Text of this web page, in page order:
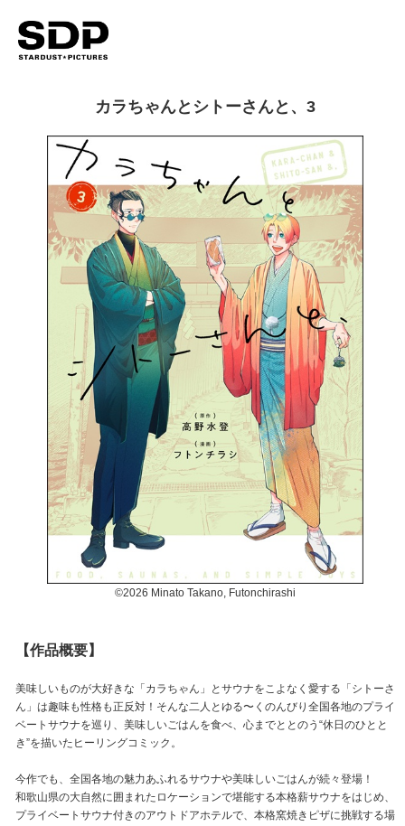
カラちゃんとシトーさんと、3
©︎2026 Minato Takano, Futonchirashi
【作品概要】
美味しいものが大好きな「カラちゃん」とサウナをこよなく愛する「シトーさ
ん」は趣味も性格も正反対！そんな二人とゆる〜くのんびり全国各地のプライ
ベートサウナを巡り、美味しいごはんを食べ、心までととのう“休日のひとと
き”を描いたヒーリングコミック。
今作でも、全国各地の魅力あふれるサウナや美味しいごはんが続々登場！
和歌山県の大自然に囲まれたロケーションで堪能する本格薪サウナをはじめ、
プライベートサウナ付きのアウトドアホテルで、本格窯焼きピザに挑戦する場